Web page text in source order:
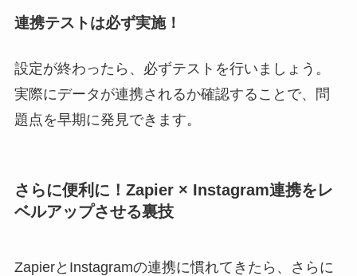
連携テストは必ず実施！
設定が終わったら、必ずテストを行いましょう。
実際にデータが連携されるか確認することで、問
題点を早期に発見できます。
さらに便利に！Zapier × Instagram連携をレ
ベルアップさせる裏技
ZapierとInstagramの連携に慣れてきたら、さらに